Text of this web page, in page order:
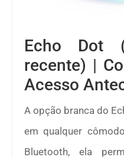
Echo Dot
recente) |
Acesso
A opção branca do
em qualquer
Bluetooth, ela